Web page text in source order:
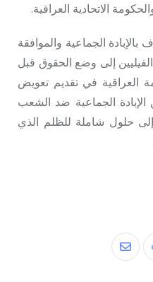
الاتحادية العراقية.
الجماعية والموافقة
إلى وضع الحقوق قبل
العراقية في تقديم تعويض
الجماعية ضد الشعب
إلى حلول شاملة للظلم الذي